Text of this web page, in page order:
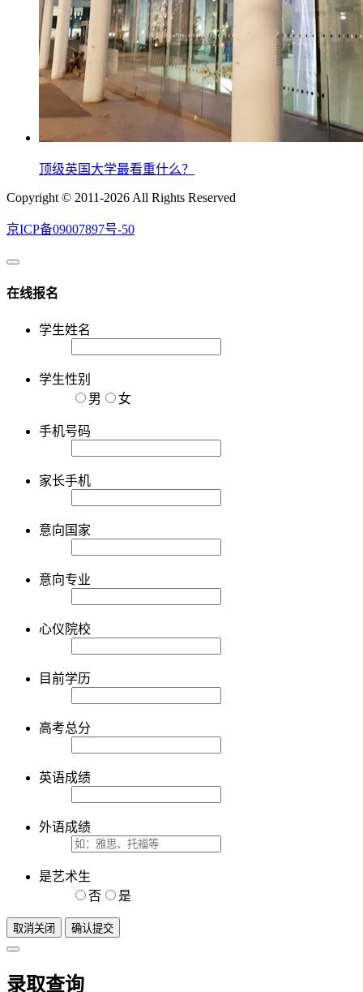
顶级英国大学最看重什么？
Copyright © 2011-2026 All Rights Reserved
京ICP备09007897号-50
在线报名
学生姓名
学生性别
男
女
手机号码
家长手机
意向国家
意向专业
心仪院校
目前学历
高考总分
英语成绩
外语成绩
是艺术生
否
是
取消关闭 确认提交
录取查询